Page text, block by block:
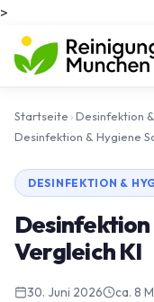
>
Startseite ›Desinfektion
Desinfektion & Hygiene
DESINFEKTION &
Vergleich KI
30. Juni 2026 ca. 8